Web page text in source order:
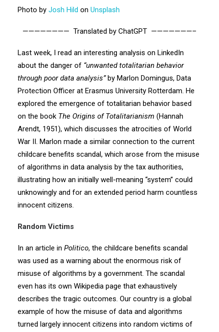
Photo by Josh Hild on Unsplash
———————— Translated by ChatGPT ———————–
Last week, I read an interesting analysis on LinkedIn
about the danger of “unwanted totalitarian behavior
through poor data analysis”by Marlon Domingus, Data
Protection Officer at Erasmus University Rotterdam. He
explored the emergence of totalitarian behavior based
on the book The Origins of Totalitarianism (Hannah
Arendt, 1951), which discusses the atrocities of World
War II. Marlon made a similar connection to the current
childcare benefits scandal, which arose from the misuse
of algorithms in data analysis by the tax authorities,
illustrating how an initially well-meaning “system” could
unknowingly and for an extended period harm countless
innocent citizens.
Random Victims
In an article in Politico, the childcare benefits scandal
was used as a warning about the enormous risk of
misuse of algorithms by a government. The scandal
even has its own Wikipedia page that exhaustively
describes the tragic outcomes. Our country is a global
example of how the misuse of data and algorithms
turned largely innocent citizens into random victims of